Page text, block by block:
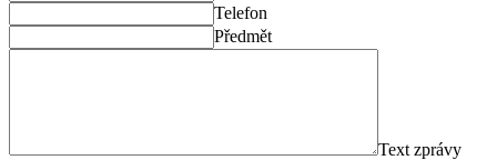
Telefon
Předmět
Text zprávy